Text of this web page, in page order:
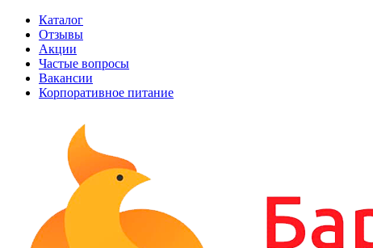
Каталог
Отзывы
Акции
Частые вопросы
Вакансии
Корпоративное питание